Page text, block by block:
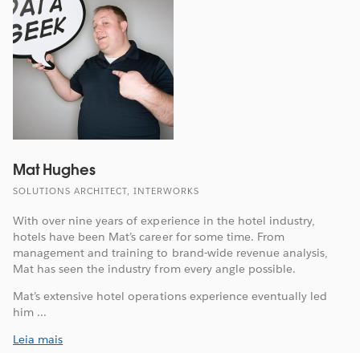
Mat Hughes
SOLUTIONS ARCHITECT, INTERWORKS
With over nine years of experience in the hotel industry,
hotels have been Mat’s career for some time. From
management and training to brand-wide revenue analysis,
Mat has seen the industry from every angle possible.
Mat’s extensive hotel operations experience eventually led
him ...
Leia mais